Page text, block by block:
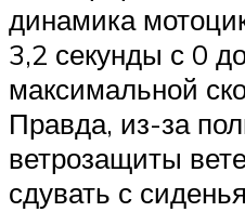
динамика
3,2 секунды с 0
максимальной
Правда, из-за
ветрозащиты
сдувать с